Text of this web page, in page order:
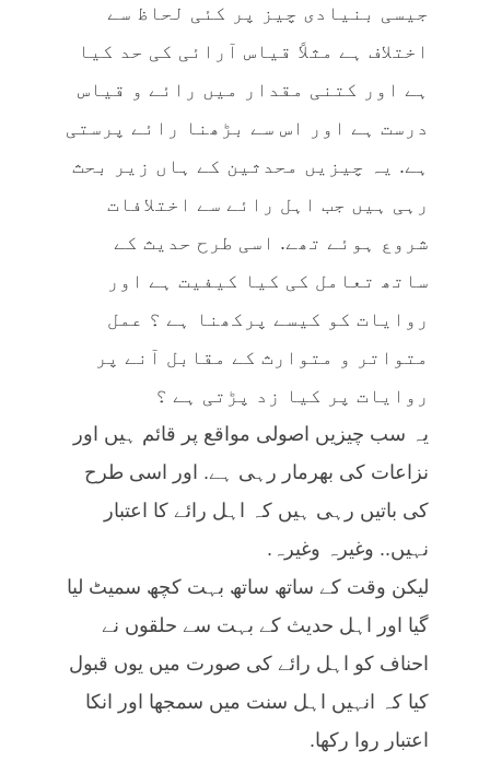
جیسی بنیادی چیز پر کئی لحاظ سے
اختلاف ہے مثلاً قیاس آرائی کی حد کیا
ہے اور کتنی مقدار میں رائے و قیاس
درست ہے اور اس سے بڑھنا رائے پرستی
ہے. یہ چیزیں محدثین کے ہاں زیر بحث
رہی ہیں جب اہل رائے سے اختلافات
شروع ہوئے تھے. اسی طرح حدیث کے
ساتھ تعامل کی کیا کیفیت ہے اور
روایات کو کیسے پرکھنا ہے ؟ عمل
متواتر و متوارث کے مقابل آنے پر
روایات پر کیا زد پڑتی ہے ؟
یہ سب چیزیں اصولی مواقع پر قائم ہیں اور
نزاعات کی بھرمار رہی ہے. اور اسی طرح
کی باتیں رہی ہیں کہ اہل رائے کا اعتبار
نہیں.. وغیرہ وغیرہ.
لیکن وقت کے ساتھ ساتھ بہت کچھ سمیٹ لیا
گیا اور اہل حدیث کے بہت سے حلقوں نے
احناف کو اہل رائے کی صورت میں یوں قبول
کیا کہ انہیں اہل سنت میں سمجھا اور انکا
اعتبار روا رکھا.